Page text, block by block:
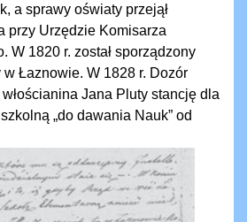
a sprawy oświaty przejął
przy Urzędzie Komisarza
W 1820 r. został sporządzony
w Łaznowie. W 1828 r. Dozór
Jana Pluty stancję dla
„do dawania Nauk” od